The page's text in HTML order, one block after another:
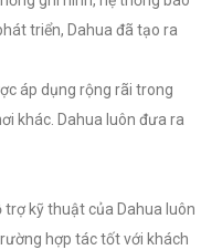
triển, Dahua đã tạo ra
áp dụng rộng rãi trong
khác. Dahua luôn đưa ra
trợ kỹ thuật của Dahua luôn
hợp tác tốt với khách